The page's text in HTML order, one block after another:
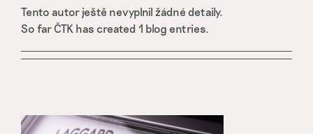
Tento autor ještě nevyplnil žádné detaily.
So far ČTK has created 1 blog entries.